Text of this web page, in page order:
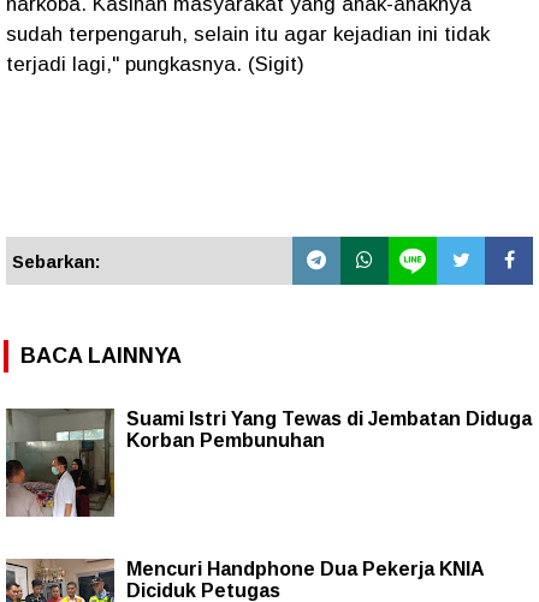
sudah terpengaruh, selain itu agar kejadian ini tidak
terjadi lagi," pungkasnya. (Sigit)
Sebarkan:
BACA LAINNYA
Suami Istri Yang Tewas di Jembatan Diduga
Korban Pembunuhan
Mencuri Handphone Dua Pekerja KNIA
Diciduk Petugas